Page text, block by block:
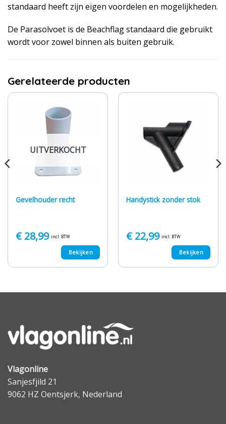
standaard heeft zijn eigen voordelen en mogelijkheden.
De Parasolvoet is de Beachflag standaard die gebruikt
wordt voor zowel binnen als buiten gebruik.
Gerelateerde producten
UITVERKOCHT
Gevelhouder recht
€28,99 incl. BTW
Bekijken
Handystick zonder stok
€22,99 incl. BTW
Bekijken
Vlagonline
Sanjesfjild 21
9062 HZ Oentsjerk, Nederland